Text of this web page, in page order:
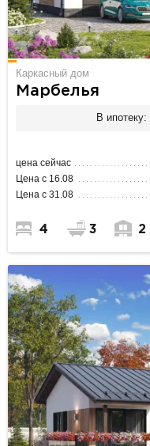
Каркасный дом
Марбелья
В ипотеку:
цена сейчас
Цена с 16.08
Цена с 31.08
4 3 2